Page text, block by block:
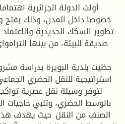
أولت الدولة الجزائرية
خصوصا داخل المدن، وذلك
تطوير السكك الحديدية
صديقة للبيئة، من بينها
حظيت بلدية البويرة بدراسة
استراتيجية للنقل الحضري
لتوفر وسيلة نقل عصرية
بالوسط الحضري، وتلبي
الصنف من النقل. حيث يهدف